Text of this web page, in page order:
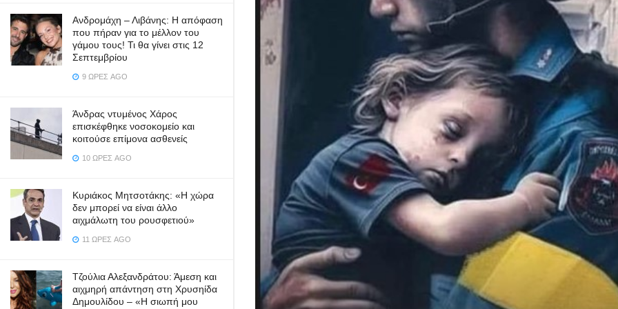
Ανδρομάχη – Λιβάνης: Η απόφαση
που πήραν για το μέλλον του
γάμου τους! Τι θα γίνει στις 12
Σεπτεμβρίου
9 ΏΡΕΣ AGO
Άνδρας ντυμένος Χάρος
επισκέφθηκε νοσοκομείο και
κοιτούσε επίμονα ασθενείς
10 ΏΡΕΣ AGO
Κυριάκος Μητσοτάκης: «Η χώρα
δεν μπορεί να είναι άλλο
αιχμάλωτη του ρουσφετιού»
11 ΏΡΕΣ AGO
Τζούλια Αλεξανδράτου: Άμεση και
αιχμηρή απάντηση στη Χρυσηίδα
Δημουλίδου – «Η σιωπή μου